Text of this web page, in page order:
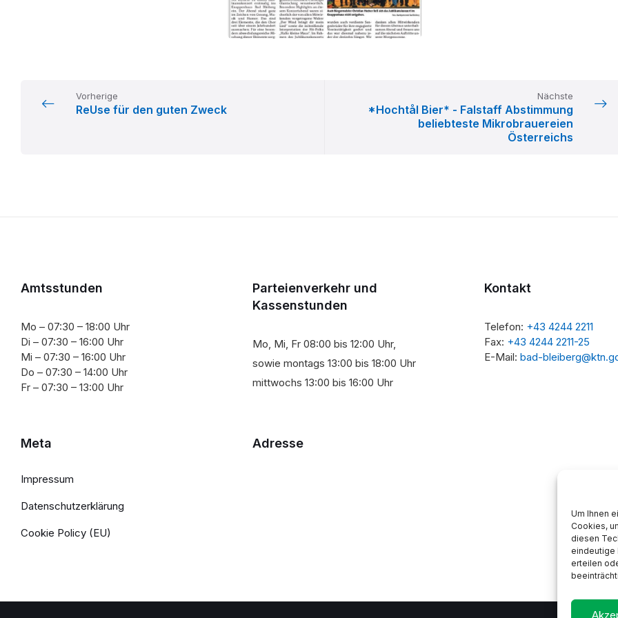
Um Ihnen
Cookies,
diesen
eindeutige
erteilen
Vorherige
ReUse für den guten Zweck
Nächste
*Hochtål Bier* - Falstaff Abstimmung
beliebteste Mikrobrauereien
Österreichs
Amtsstunden
Mo – 07:30 – 18:00 Uhr
Di – 07:30 – 16:00 Uhr
Mi – 07:30 – 16:00 Uhr
Do – 07:30 – 14:00 Uhr
Fr – 07:30 – 13:00 Uhr
Parteienverkehr und
Kassenstunden
Mo, Mi, Fr 08:00 bis 12:00 Uhr,
sowie montags 13:00 bis 18:00 Uhr
mittwochs 13:00 bis 16:00 Uhr
Kontakt
Telefon: +43 4244 2211
Fax: +43 4244 2211-25
E-Mail: bad-
Meta
Impressum
Datenschutzerklärung
Cookie Policy (EU)
Adresse